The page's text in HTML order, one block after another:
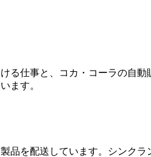
る仕事と、コカ・コーラの自動
ます。
品を配送しています。シンクラ